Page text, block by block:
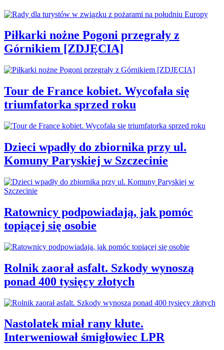
Piłkarki nożne Pogoni przegrały z
Górnikiem [ZDJĘCIA]
Tour de France kobiet. Wycofała się
triumfatorka sprzed roku
Dzieci wpadły do zbiornika przy ul.
Komuny Paryskiej w Szczecinie
Ratownicy podpowiadają, jak pomóc
topiącej się osobie
Rolnik zaorał asfalt. Szkody wynoszą
ponad 400 tysięcy złotych
Nastolatek miał rany kłute.
Interweniował śmigłowiec LPR